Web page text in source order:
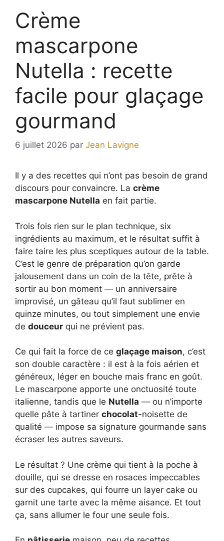
Crème
mascarpone
Nutella : recette
facile pour glaçage
gourmand
6 juillet 2026 par Jean Lavigne
Il y a des recettes qui n’ont pas besoin de grand
discours pour convaincre. La crème
mascarpone Nutella en fait partie.
Trois fois rien sur le plan technique, six
ingrédients au maximum, et le résultat suffit à
faire taire les plus sceptiques autour de la table.
C’est le genre de préparation qu’on garde
jalousement dans un coin de la tête, prête à
sortir au bon moment — un anniversaire
improvisé, un gâteau qu’il faut sublimer en
quinze minutes, ou tout simplement une envie
de douceur qui ne prévient pas.
Ce qui fait la force de ce glaçage maison, c’est
son double caractère : il est à la fois aérien et
généreux, léger en bouche mais franc en goût.
Le mascarpone apporte une onctuosité toute
italienne, tandis que le Nutella — ou n’importe
quelle pâte à tartiner chocolat-noisette de
qualité — impose sa signature gourmande sans
écraser les autres saveurs.
Le résultat ? Une crème qui tient à la poche à
douille, qui se dresse en rosaces impeccables
sur des cupcakes, qui fourre un layer cake ou
garnit une tarte avec la même aisance. Et tout
ça, sans allumer le four une seule fois.